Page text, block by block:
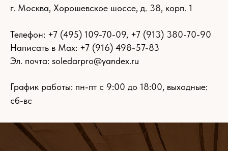
г. Москва, Хорошевское шоссе, д. 38, корп. 1
Телефон: +7 (495) 109-70-09, +7 (913) 380-70-90
Написать в Max: +7 (916) 498-57-83
Эл. почта: soledarpro@yandex.ru
График работы: пн-пт с 9:00 до 18:00, выходные:
сб-вс